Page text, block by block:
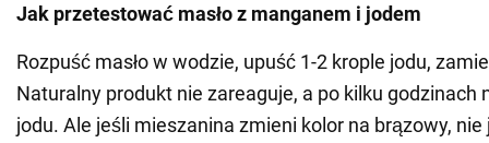
Jak przetestować masło z manganem i jodem
Rozpuść masło w wodzie, upuść 1-2 krople jodu,
Naturalny produkt nie zareaguje, a po kilku godzinach
jodu. Ale jeśli mieszanina zmieni kolor na brązowy,